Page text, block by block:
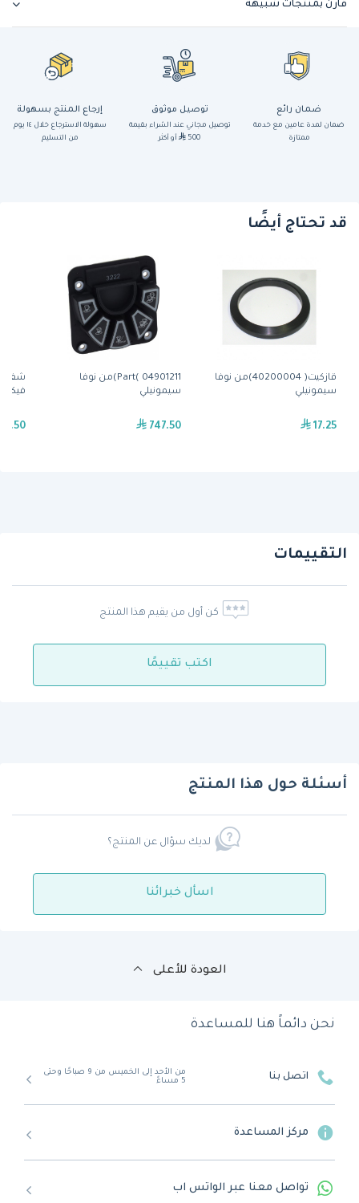
قارن بمنتجات شبيهة
ضمان رائع
ضمان لمدة عامين مع خدمة
ممتازة
توصيل موثوق
توصيل مجاني عند الشراء بقيمة
500
أو أكثر
إرجاع المنتج بسهولة
سهولة الاسترجاع خلال ١٤ يوم
من التسليم
قد تحتاج أيضًا
قازكيت( 40200004)من نوفا
سيمونيلي
17.25
Part( 04901211)من نوفا
سيمونيلي
747.50
التقييمات
كن أول من يقيم هذا المنتج
اكتب تقييمًا
أسئلة حول هذا المنتج
لديك سؤال عن المنتج؟
اسأل خبرائنا
العودة للأعلى
نحن دائماً هنا للمساعدة
اتصل بنا
من الأحد إلى الخميس من 9 صباحًا وحتى
5 مساءً
مركز المساعدة
تواصل معنا عبر الواتس اب